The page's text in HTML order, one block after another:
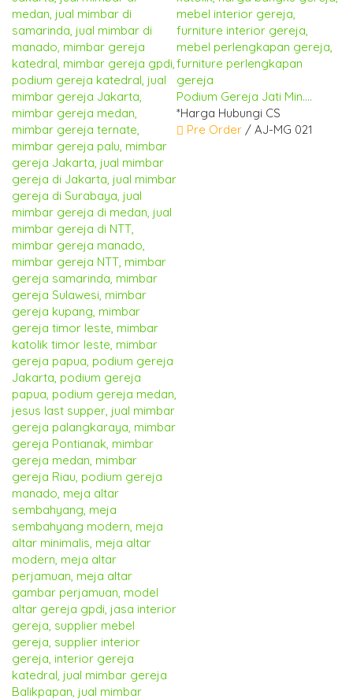
Podium Gereja Jati Min....
*Harga Hubungi CS
Pre Order / AJ-MG 021